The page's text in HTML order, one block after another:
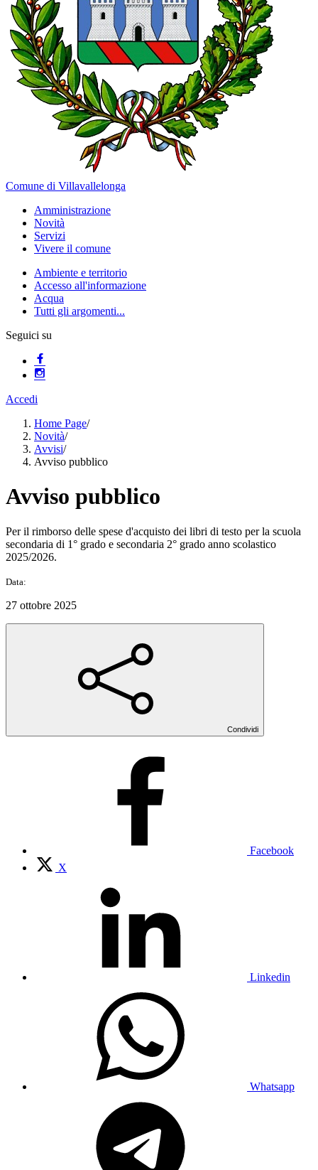
Comune di Villavallelonga
Amministrazione
Novità
Servizi
Vivere il comune
Ambiente e territorio
Accesso all'informazione
Acqua
Tutti gli argomenti...
Seguici su
Accedi
Home Page/
Novità/
Avvisi/
Avviso pubblico
Avviso pubblico
Per il rimborso delle spese d'acquisto dei libri di testo per la scuola
secondaria di 1° grado e secondaria 2° grado anno scolastico
2025/2026.
Data:
27 ottobre 2025
Condividi
Facebook
X
Linkedin
Whatsapp